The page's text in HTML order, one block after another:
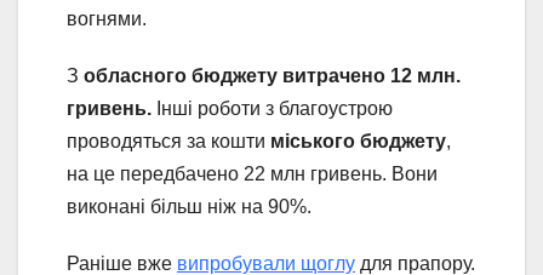
вогнями.
З обласного бюджету витрачено 12 млн.
гривень. Інші роботи з благоустрою
проводяться за кошти міського бюджету,
на це передбачено 22 млн гривень. Вони
виконані більш ніж на 90%.
Раніше вже випробували щоглу для прапору.